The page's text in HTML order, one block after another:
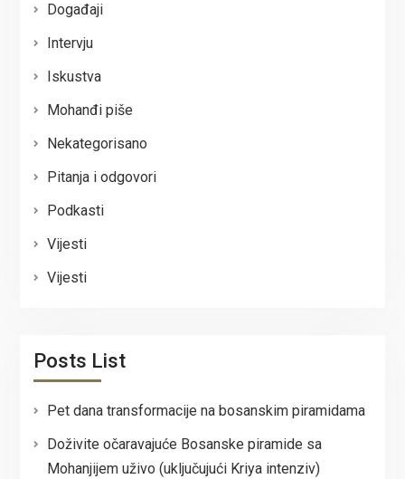
Događaji
Intervju
Iskustva
Mohanđi piše
Nekategorisano
Pitanja i odgovori
Podkasti
Vijesti
Vijesti
Posts List
Pet dana transformacije na bosanskim piramidama
Doživite očaravajuće Bosanske piramide sa
Mohanjijem uživo (uključujući Kriya intenziv)